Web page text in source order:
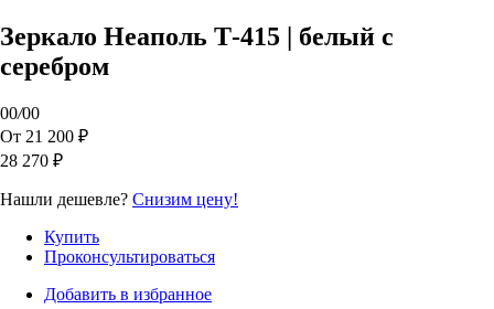
Зеркало Неаполь Т-415 | белый с
серебром
00/00
От 21 200 ₽
28 270 ₽
Нашли дешевле? Снизим цену!
Купить
Проконсультироваться
Добавить в избранное